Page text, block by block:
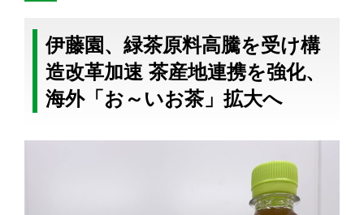
伊藤園、緑茶原料高騰を受け構
造改革加速 茶産地連携を強化、
海外「お～いお茶」拡大へ